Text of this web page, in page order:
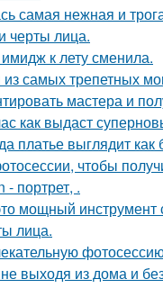
самая нежная и
черты лица.
к лету сменила.
из самых трепетных
мастера и
как выдаст
платье выглядит как
чтобы
портрет, .
мощный
лица.
выходя из дома и